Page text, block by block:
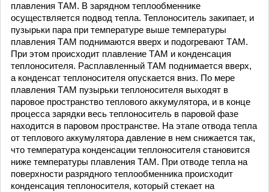
плавления ТАМ. В зарядном теплообменнике
осуществляется подвод тепла. Теплоноситель закипает, и
пузырьки пара при температуре выше температуры
плавления ТАМ поднимаются вверх и подогревают ТАМ.
При этом происходит плавление ТАМ и конденсация
теплоносителя. Расплавленный ТАМ поднимается вверх,
а конденсат теплоносителя опускается вниз. По мере
плавления ТАМ пузырьки теплоносителя выходят в
паровое пространство теплового аккумулятора, и в конце
процесса зарядки весь теплоноситель в паровой фазе
находится в паровом пространстве. На этапе отвода тепла
от теплового аккумулятора давление в нем снижается так,
что температура конденсации теплоносителя становится
ниже температуры плавления ТАМ. При отводе тепла на
поверхности разрядного теплообменника происходит
конденсация теплоносителя, который стекает на